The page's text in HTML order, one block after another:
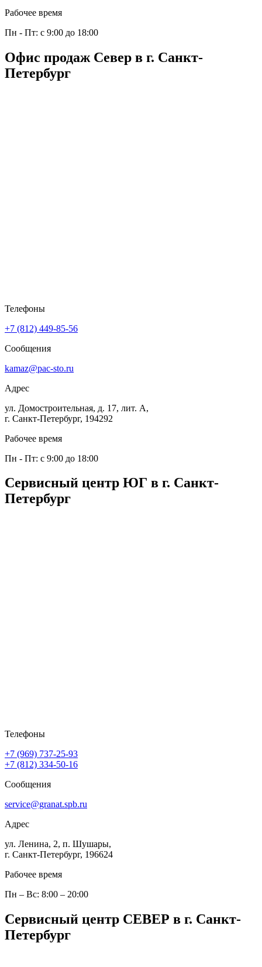
Рабочее время
Пн - Пт: с 9:00 до 18:00
Офис продаж Север в г. Санкт-
Петербург
Телефоны
+7 (812) 449-85-56
Сообщения
kamaz@pac-sto.ru
Адрес
ул. Домостроительная, д. 17, лит. А,
г. Санкт-Петербург, 194292
Рабочее время
Пн - Пт: с 9:00 до 18:00
Сервисный центр ЮГ в г. Санкт-
Петербург
Телефоны
+7 (969) 737-25-93
+7 (812) 334-50-16
Сообщения
service@granat.spb.ru
Адрес
ул. Ленина, 2, п. Шушары,
г. Санкт-Петербург, 196624
Рабочее время
Пн – Вс: 8:00 – 20:00
Сервисный центр СЕВЕР в г. Санкт-
Петербург